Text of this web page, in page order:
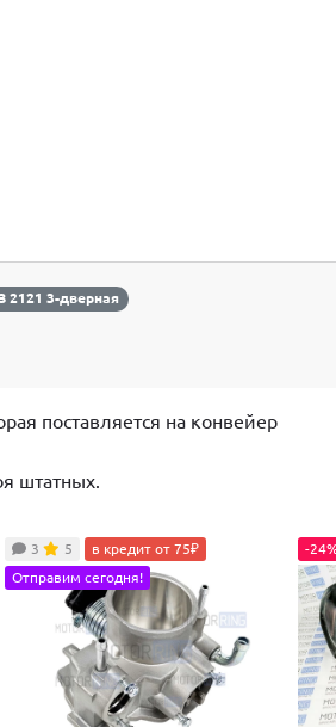
2121 3-дверная
поставляется на конвейер
штатных.
3 5
в кредит от 75₽
Отправим сегодня!
-